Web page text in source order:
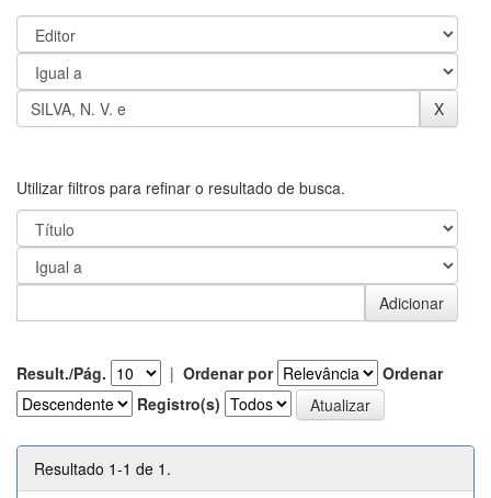
Utilizar filtros para refinar o resultado de busca.
Result./Pág. | Ordenar por
Ordenar
Registro(s)
Resultado 1-1 de 1.